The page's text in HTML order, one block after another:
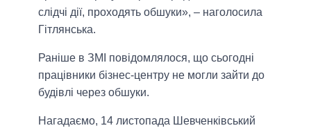
слідчі дії, проходять обшуки», – наголосила
Гітлянська.
Раніше в ЗМІ повідомлялося, що сьогодні
працівники бізнес-центру не могли зайти до
будівлі через обшуки.
Нагадаємо, 14 листопада Шевченківський